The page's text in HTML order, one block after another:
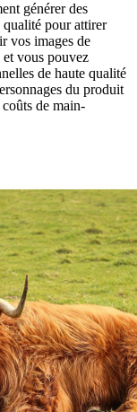
générer des
qualité pour attirer
vos images de
vous pouvez
de haute qualité
du produit
de main-